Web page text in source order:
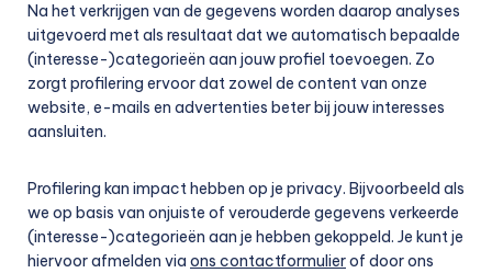
Na het verkrijgen van de gegevens worden daarop analyses
uitgevoerd met als resultaat dat we automatisch bepaalde
(interesse-)categorieën aan jouw profiel toevoegen. Zo
zorgt profilering ervoor dat zowel de content van onze
website, e-mails en advertenties beter bij jouw interesses
aansluiten.
Profilering kan impact hebben op je privacy. Bijvoorbeeld als
we op basis van onjuiste of verouderde gegevens verkeerde
(interesse-)categorieën aan je hebben gekoppeld. Je kunt je
hiervoor afmelden via ons contactformulierof door ons